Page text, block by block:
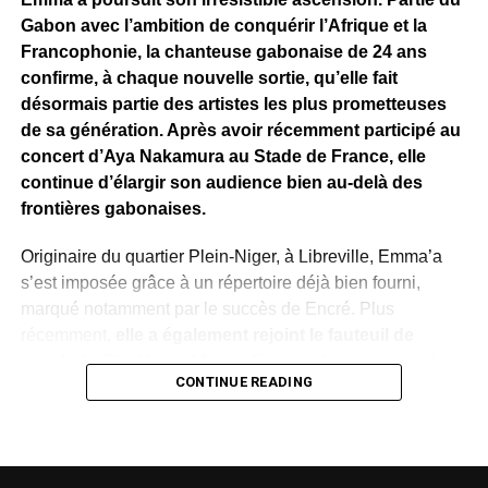
Gabon avec l’ambition de conquérir l’Afrique et la
Francophonie, la chanteuse gabonaise de 24 ans
confirme, à chaque nouvelle sortie, qu’elle fait
désormais partie des artistes les plus prometteuses
de sa génération. Après avoir récemment participé au
concert d’Aya Nakamura au Stade de France, elle
continue d’élargir son audience bien au-delà des
frontières gabonaises.
Originaire du quartier Plein-Niger, à Libreville, Emma’a
s’est imposée grâce à un répertoire déjà bien fourni,
marqué notamment par le succès de Encré. Plus
coach de The Voice Afrique Francophone, aux côtés
de figures emblématiques de la musique africaine comme
CONTINUE READING